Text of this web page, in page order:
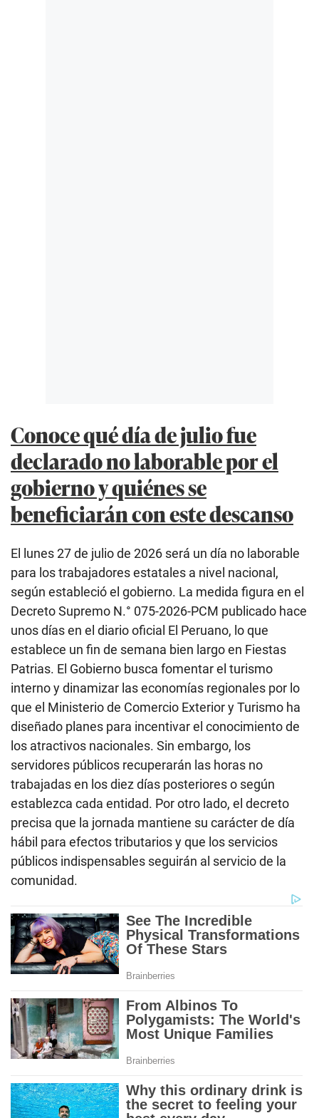
Conoce qué día de julio fue
declarado no laborable por el
gobierno y quiénes se
beneficiarán con este descanso
El lunes 27 de julio de 2026 será un día no laborable
para los trabajadores estatales a nivel nacional,
según estableció el gobierno. La medida figura en el
Decreto Supremo N.° 075-2026-PCM publicado hace
unos días en el diario oficial El Peruano, lo que
establece un fin de semana bien largo en Fiestas
Patrias. El Gobierno busca fomentar el turismo
interno y dinamizar las economías regionales por lo
que el Ministerio de Comercio Exterior y Turismo ha
diseñado planes para incentivar el conocimiento de
los atractivos nacionales. Sin embargo, los
servidores públicos recuperarán las horas no
trabajadas en los diez días posteriores o según
establezca cada entidad. Por otro lado, el decreto
precisa que la jornada mantiene su carácter de día
hábil para efectos tributarios y que los servicios
públicos indispensables seguirán al servicio de la
comunidad.